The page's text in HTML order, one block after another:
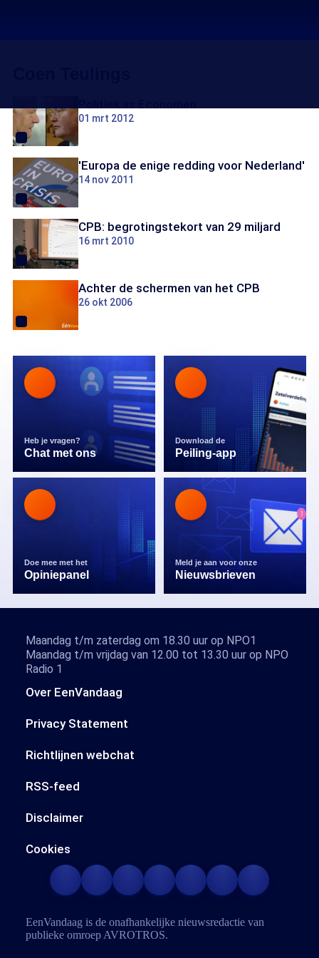
01 mrt 2012
'Europa de enige redding voor Nederland'
14 nov 2011
CPB: begrotingstekort van 29 miljard
16 mrt 2010
Achter de schermen van het CPB
26 okt 2006
Heb je vragen?
Chat met ons
Download de
Peiling-app
Doe mee met het
Opiniepanel
Meld je aan voor onze
Nieuwsbrieven
Over EenVandaag
Privacy Statement
Richtlijnen webchat
RSS-feed
Disclaimer
Cookies
Maandag t/m zaterdag om 18.30 uur op NPO1
Maandag t/m vrijdag van 12.00 tot 13.30 uur op NPO
Radio 1
EenVandaag is de onafhankelijke nieuwsredactie van
publieke omroep AVROTROS.